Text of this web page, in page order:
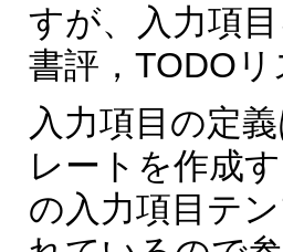
すが、入力項
書評，TODO
入力項目の定
レートを作成
の入力項目テ